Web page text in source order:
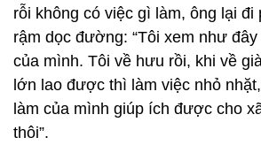
rỗi không có việc gì làm, ông lại đi
rậm dọc đường: “Tôi xem như
của mình. Tôi về hưu rồi, khi về
lớn lao được thì làm việc nhỏ
làm của mình giúp ích được cho
thôi”.